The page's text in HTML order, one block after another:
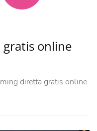
online
diretta gratis online